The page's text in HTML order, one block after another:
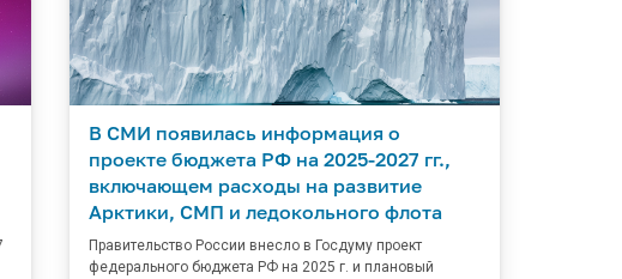
В СМИ появилась информация о
проекте бюджета РФ на 2025-2027 гг.,
включающем расходы на развитие
Арктики, СМП и ледокольного флота
Правительство России внесло в Госдуму проект
федерального бюджета РФ на 2025 г. и плановый